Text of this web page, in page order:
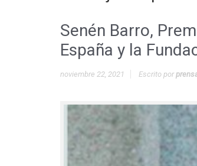
Senén Barro,
España y la
noviembre 22, 2021 Escrito por